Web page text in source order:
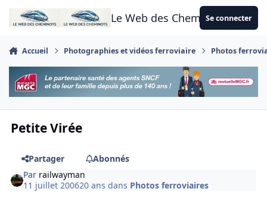
Aller au contenu
Le Web des CheminotsSe connecter
Accueil Photographies et vidéos ferroviaire Photos
Petite Virée
Partager
Abonnés
Par railwayman
11 juillet 200620 ans dans Photos ferroviaires